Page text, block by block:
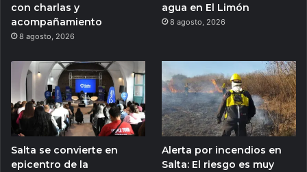
con charlas y
acompañamiento
8 agosto, 2026
agua en El Limón
8 agosto, 2026
Salta se convierte en
epicentro de la
Alerta por incendios en
Salta: El riesgo es muy